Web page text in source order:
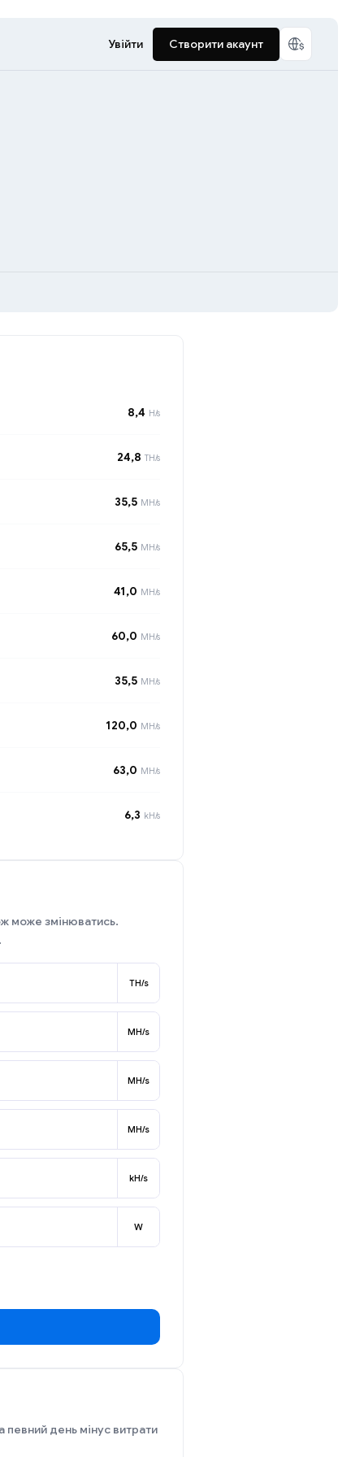
Увійти Створити акаунт
8,4 H/s
24,8 TH/s
35,5 MH/s
65,5 MH/s
41,0 MH/s
60,0 MH/s
35,5 MH/s
120,0 MH/s
63,0 MH/s
6,3 kH/s
може змінюватись.
TH/s
MH/s
MH/s
MH/s
kH/s
W
певний день мінус витрати